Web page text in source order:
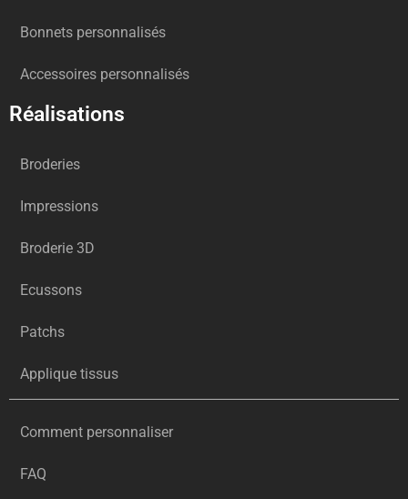
Bonnets personnalisés
Accessoires personnalisés
Réalisations
Broderies
Impressions
Broderie 3D
Ecussons
Patchs
Applique tissus
Comment personnaliser
FAQ